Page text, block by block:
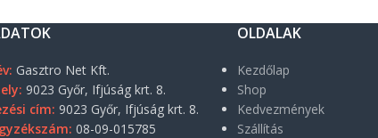
Gasztro Net Kft.
9023 Győr, Ifjúság krt. 8.
cím: 9023 Győr, Ifjúság krt. 8.
08-09-015785
OLDALAK
Kezdőlap
Shop
Kedvezmények
Szállítás